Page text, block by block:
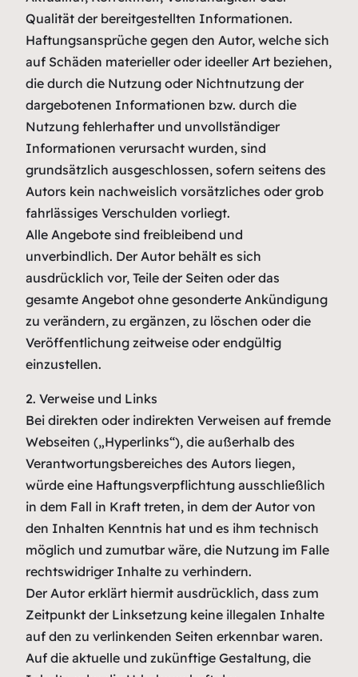
Qualität der bereitgestellten Informationen.
Haftungsansprüche gegen den Autor, welche sich
auf Schäden materieller oder ideeller Art beziehen,
die durch die Nutzung oder Nichtnutzung der
dargebotenen Informationen bzw. durch die
Nutzung fehlerhafter und unvollständiger
Informationen verursacht wurden, sind
grundsätzlich ausgeschlossen, sofern seitens des
Autors kein nachweislich vorsätzliches oder grob
fahrlässiges Verschulden vorliegt.
Alle Angebote sind freibleibend und
unverbindlich. Der Autor behält es sich
ausdrücklich vor, Teile der Seiten oder das
gesamte Angebot ohne gesonderte Ankündigung
zu verändern, zu ergänzen, zu löschen oder die
Veröffentlichung zeitweise oder endgültig
einzustellen.
2. Verweise und Links
Bei direkten oder indirekten Verweisen auf fremde
Webseiten („Hyperlinks“), die außerhalb des
Verantwortungsbereiches des Autors liegen,
würde eine Haftungsverpflichtung ausschließlich
in dem Fall in Kraft treten, in dem der Autor von
den Inhalten Kenntnis hat und es ihm technisch
möglich und zumutbar wäre, die Nutzung im Falle
rechtswidriger Inhalte zu verhindern.
Der Autor erklärt hiermit ausdrücklich, dass zum
Zeitpunkt der Linksetzung keine illegalen Inhalte
auf den zu verlinkenden Seiten erkennbar waren.
Auf die aktuelle und zukünftige Gestaltung, die